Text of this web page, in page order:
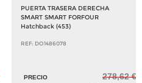
PUERTA TRASERA DERECHA
SMART SMART FORFOUR
Hatchback (453)
REF: DO1486078
PRECIO
278,62 €